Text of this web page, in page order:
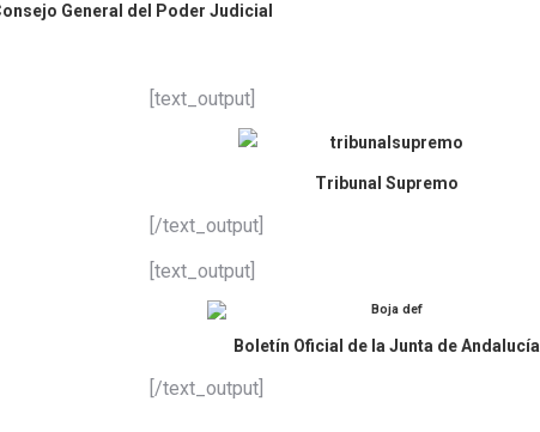
General del Poder Judicial
[text_output]
Tribunal Supremo
[/text_output]
[text_output]
Boletín Oficial de la Junta de Andalucía
[/text_output]